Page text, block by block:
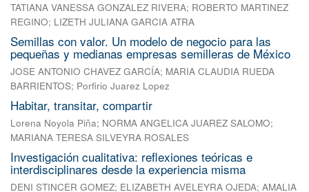
TATIANA VANESSA GONZALEZ RIVERA; ROBERTO MARTINEZ
REGINO; LIZETH JULIANA GARCIA ATRA
Semillas con valor. Un modelo de negocio para las
pequeñas y medianas empresas semilleras de México
JOSE ANTONIO CHAVEZ GARCÍA; MARIA CLAUDIA RUEDA
BARRIENTOS; Porfirio Juarez Lopez
Habitar, transitar, compartir
Lorena Noyola Piña; NORMA ANGELICA JUAREZ SALOMO;
MARIANA TERESA SILVEYRA ROSALES
Investigación cualitativa: reflexiones teóricas e
interdisciplinares desde la experiencia misma
DENI STINCER GOMEZ; ELIZABETH AVELEYRA OJEDA; AMALIA